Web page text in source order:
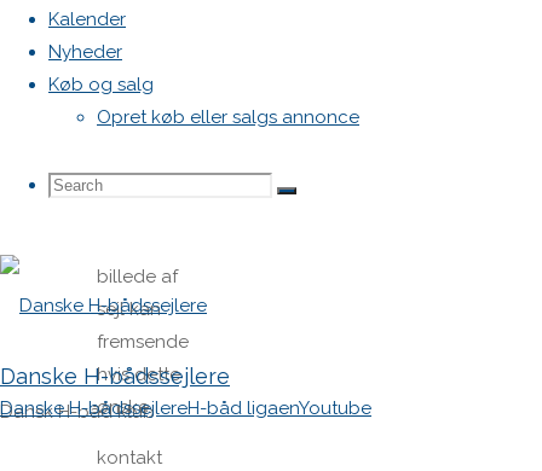
Kalender
Nyheder
Køb og salg
Opret køb eller salgs annonce
Search
Search
Search
Danske H-bådssejlere
Dansk H-båd klub
Danske H-bådssejlereH-båd ligaenYoutube
eller tur
sejlads.
pris ide
storsejl
og fok
billede af
sejl kan
fremsende
hvis dette
ønske.
kontakt